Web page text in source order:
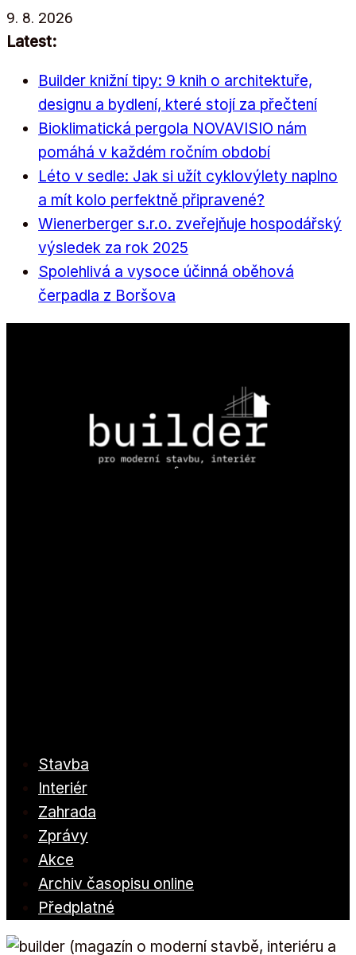
Přeskočit
na
9. 8. 2026
Latest:
Builder knižní tipy: 9 knih o architektuře,
designu a bydlení, které stojí za přečtení
Bioklimatická pergola NOVAVISIO nám
pomáhá v každém ročním období
Léto v sedle: Jak si užít cyklovýlety naplno
a mít kolo perfektně připravené?
Wienerberger s.r.o. zveřejňuje hospodářský
výsledek za rok 2025
Spolehlivá a vysoce účinná oběhová
čerpadla z Boršova
Stavba
Interiér
Zahrada
Zprávy
Akce
Archiv časopisu online
Předplatné